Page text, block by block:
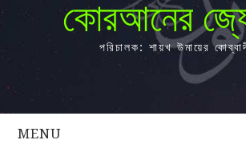
কোরআনের
পরিচালক: শায়খ উমায়ের
MENU
সকল